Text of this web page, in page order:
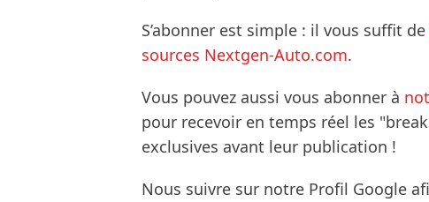
S’abonner est simple : il vous suffit de
sources Nextgen-Auto.com.
Vous pouvez aussi vous abonner à
pour recevoir en temps réel les
exclusives avant leur publication !
Nous suivre sur notre Profil Google